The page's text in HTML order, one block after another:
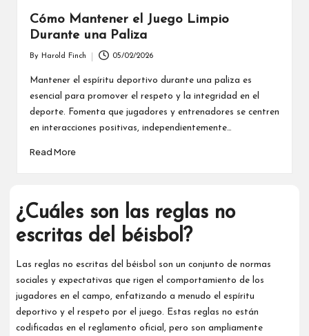
Cómo Mantener el Juego Limpio
Durante una Paliza
by
By Harold Finch 05/02/2026
Mantener el espíritu deportivo durante una paliza es
esencial para promover el respeto y la integridad en el
deporte. Fomenta que jugadores y entrenadores se centren
en interacciones positivas, independientemente…
Read More
¿Cuáles son las reglas no
escritas del béisbol?
Las reglas no escritas del béisbol son un conjunto de normas
sociales y expectativas que rigen el comportamiento de los
jugadores en el campo, enfatizando a menudo el espíritu
deportivo y el respeto por el juego. Estas reglas no están
codificadas en el reglamento oficial, pero son ampliamente